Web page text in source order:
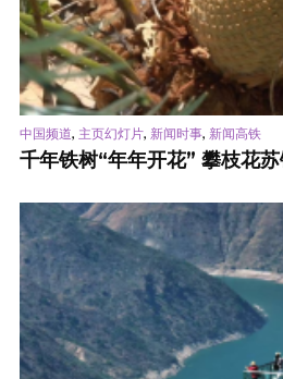
中国频道, 主页幻灯片, 新闻时事, 新闻高铁
千年铁树“年年开花” 攀枝花